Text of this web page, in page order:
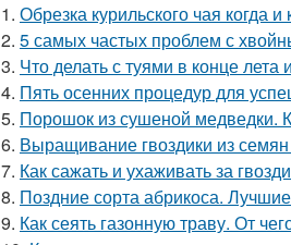
1. Обрезка курильского чая когда
2. 5 самых частых проблем с
3. Что делать с туями в конце
4. Пять осенних процедур для
5. Порошок из сушеной медведки.
6. Выращивание гвоздики из
7. Как сажать и ухаживать за
8. Поздние сорта абрикоса.
9. Как сеять газонную траву. От